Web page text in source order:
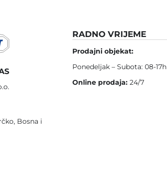
Bosna i
RADNO VRIJEME
Prodajni objekat:
Ponedeljak – Subota: 08-17h
Online prodaja: 24/7